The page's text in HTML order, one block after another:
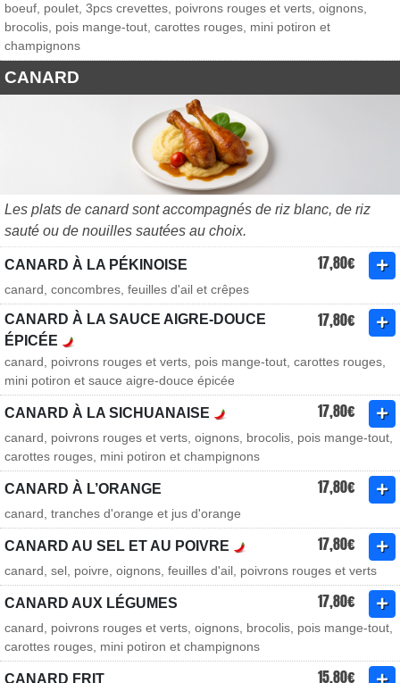
boeuf, poulet, 3pcs crevettes, poivrons rouges et verts, oignons,
brocolis, pois mange-tout, carottes rouges, mini potiron et
champignons
CANARD
Les plats de canard sont accompagnés de riz blanc, de riz
sauté ou de nouilles sautées au choix.
CANARD À LA PÉKINOISE 17,80€
canard, concombres, feuilles d'ail et crêpes
CANARD À LA SAUCE AIGRE-DOUCE
ÉPICÉE
17,80€
canard, poivrons rouges et verts, pois mange-tout, carottes rouges,
mini potiron et sauce aigre-douce épicée
CANARD À LA SICHUANAISE 17,80€
canard, poivrons rouges et verts, oignons, brocolis, pois mange-tout,
carottes rouges, mini potiron et champignons
CANARD À L’ORANGE 17,80€
canard, tranches d'orange et jus d'orange
CANARD AU SEL ET AU POIVRE 17,80€
canard, sel, poivre, oignons, feuilles d'ail, poivrons rouges et verts
CANARD AUX LÉGUMES 17,80€
canard, poivrons rouges et verts, oignons, brocolis, pois mange-tout,
carottes rouges, mini potiron et champignons
CANARD FRIT 15,80€